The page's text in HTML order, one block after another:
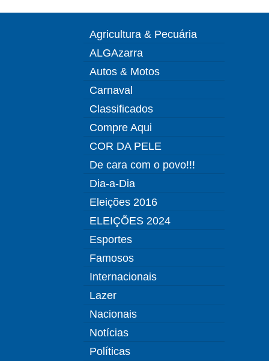
Agricultura & Pecuária
ALGAzarra
Autos & Motos
Carnaval
Classificados
Compre Aqui
COR DA PELE
De cara com o povo!!!
Dia-a-Dia
Eleições 2016
ELEIÇÕES 2024
Esportes
Famosos
Internacionais
Lazer
Nacionais
Notícias
Políticas